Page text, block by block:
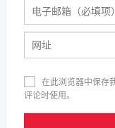
在此浏览器中保存
评论时使用。